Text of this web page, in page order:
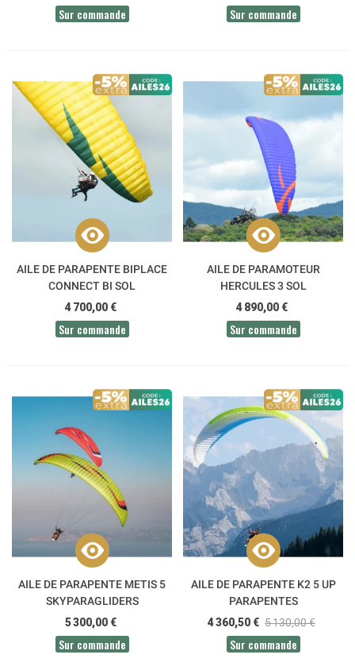
Sur commande Sur commande
AILE DE PARAPENTE BIPLACE
CONNECT BI SOL
4 700,00 €
Sur commande
AILE DE PARAMOTEUR
HERCULES 3 SOL
4 890,00 €
Sur commande
AILE DE PARAPENTE METIS 5
SKYPARAGLIDERS
5 300,00 €
Sur commande
AILE DE PARAPENTE K2 5 UP
PARAPENTES
4 360,50 € 5 130,00 €
Sur commande